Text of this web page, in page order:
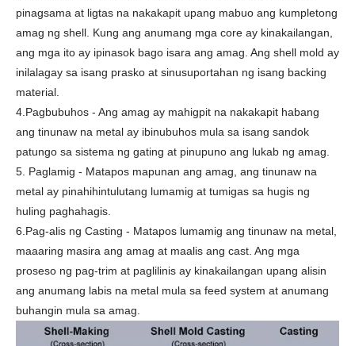
pinagsama at ligtas na nakakapit upang mabuo ang kumpletong
amag ng shell. Kung ang anumang mga core ay kinakailangan,
ang mga ito ay ipinasok bago isara ang amag. Ang shell mold ay
inilalagay sa isang prasko at sinusuportahan ng isang backing
material.
4.Pagbubuhos - Ang amag ay mahigpit na nakakapit habang
ang tinunaw na metal ay ibinubuhos mula sa isang sandok
patungo sa sistema ng gating at pinupuno ang lukab ng amag.
5. Paglamig - Matapos mapunan ang amag, ang tinunaw na
metal ay pinahihintulutang lumamig at tumigas sa hugis ng
huling paghahagis.
6.Pag-alis ng Casting - Matapos lumamig ang tinunaw na metal,
maaaring masira ang amag at maalis ang cast. Ang mga
proseso ng pag-trim at paglilinis ay kinakailangan upang alisin
ang anumang labis na metal mula sa feed system at anumang
buhangin mula sa amag.